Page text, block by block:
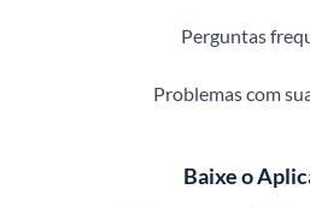
Perguntas
Problemas com
Baixe o